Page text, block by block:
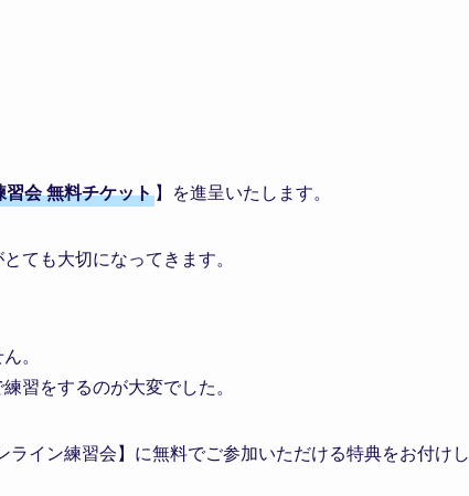
会 無料チケット】を進呈いたします。
ても大切になってきます。
。
習をするのが大変でした。
イン練習会】に無料でご参加いただける特典をお付けし